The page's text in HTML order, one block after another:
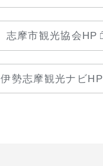
志摩市観光協会HP
伊勢志摩観光ナビHP